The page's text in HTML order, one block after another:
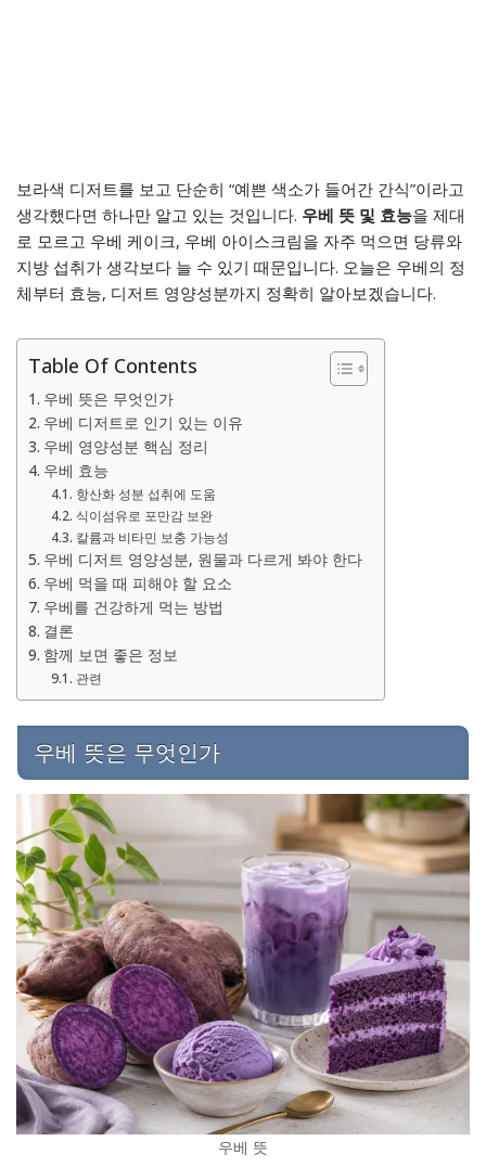
보라색 디저트를 보고 단순히 “예쁜 색소가 들어간 간식”이라고
생각했다면 하나만 알고 있는 것입니다. 우베 뜻 및 효능을 제대
로 모르고 우베 케이크, 우베 아이스크림을 자주 먹으면 당류와
지방 섭취가 생각보다 늘 수 있기 때문입니다. 오늘은 우베의 정
체부터 효능, 디저트 영양성분까지 정확히 알아보겠습니다.
Table Of Contents
우베 뜻은 무엇인가
우베 디저트로 인기 있는 이유
우베 영양성분 핵심 정리
우베 효능
항산화 성분 섭취에 도움
식이섬유로 포만감 보완
칼륨과 비타민 보충 가능성
우베 디저트 영양성분, 원물과 다르게 봐야 한다
우베 먹을 때 피해야 할 요소
우베를 건강하게 먹는 방법
결론
함께 보면 좋은 정보
관련
우베 뜻은 무엇인가
우베 뜻